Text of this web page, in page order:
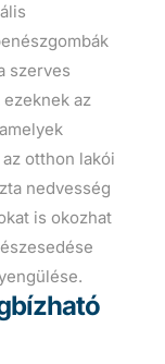
szerves
az
otthon lakói
nedvesség
is okozhat